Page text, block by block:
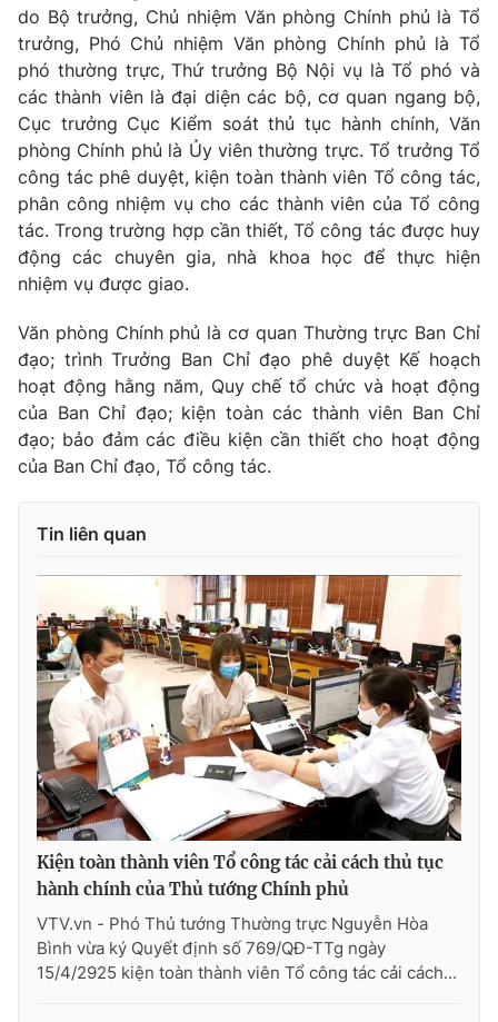
do Bộ trưởng, Chủ nhiệm Văn phòng Chính phủ là Tổ
trưởng, Phó Chủ nhiệm Văn phòng Chính phủ là Tổ
phó thường trực, Thứ trưởng Bộ Nội vụ là Tổ phó và
các thành viên là đại diện các bộ, cơ quan ngang bộ,
Cục trưởng Cục Kiểm soát thủ tục hành chính, Văn
phòng Chính phủ là Ủy viên thường trực. Tổ trưởng Tổ
công tác phê duyệt, kiện toàn thành viên Tổ công tác,
phân công nhiệm vụ cho các thành viên của Tổ công
tác. Trong trường hợp cần thiết, Tổ công tác được huy
động các chuyên gia, nhà khoa học để thực hiện
nhiệm vụ được giao.
Văn phòng Chính phủ là cơ quan Thường trực Ban Chỉ
đạo; trình Trưởng Ban Chỉ đạo phê duyệt Kế hoạch
hoạt động hằng năm, Quy chế tổ chức và hoạt động
của Ban Chỉ đạo; kiện toàn các thành viên Ban Chỉ
đạo; bảo đảm các điều kiện cần thiết cho hoạt động
của Ban Chỉ đạo, Tổ công tác.
Tin liên quan
Kiện toàn thành viên Tổ công tác cải cách thủ tục
hành chính của Thủ tướng Chính phủ
VTV.vn - Phó Thủ tướng Thường trực Nguyễn Hòa
Bình vừa ký Quyết định số 769/QĐ-TTg ngày
15/4/2925 kiện toàn thành viên Tổ công tác cải cách...